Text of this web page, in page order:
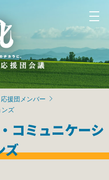
応援団メンバー
ンズ
コミュニケーシ
ズ